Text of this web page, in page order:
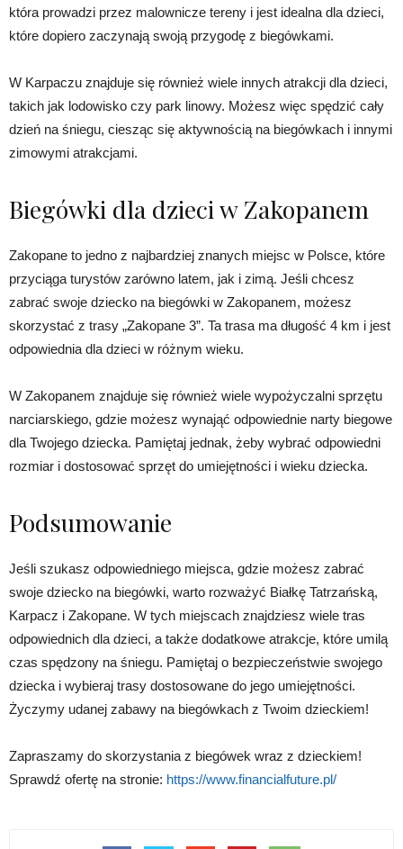
która prowadzi przez malownicze tereny i jest idealna dla dzieci,
które dopiero zaczynają swoją przygodę z biegówkami.
W Karpaczu znajduje się również wiele innych atrakcji dla dzieci,
takich jak lodowisko czy park linowy. Możesz więc spędzić cały
dzień na śniegu, ciesząc się aktywnością na biegówkach i innymi
zimowymi atrakcjami.
Biegówki dla dzieci w Zakopanem
Zakopane to jedno z najbardziej znanych miejsc w Polsce, które
przyciąga turystów zarówno latem, jak i zimą. Jeśli chcesz
zabrać swoje dziecko na biegówki w Zakopanem, możesz
skorzystać z trasy „Zakopane 3”. Ta trasa ma długość 4 km i jest
odpowiednia dla dzieci w różnym wieku.
W Zakopanem znajduje się również wiele wypożyczalni sprzętu
narciarskiego, gdzie możesz wynająć odpowiednie narty biegowe
dla Twojego dziecka. Pamiętaj jednak, żeby wybrać odpowiedni
rozmiar i dostosować sprzęt do umiejętności i wieku dziecka.
Podsumowanie
Jeśli szukasz odpowiedniego miejsca, gdzie możesz zabrać
swoje dziecko na biegówki, warto rozważyć Białkę Tatrzańską,
Karpacz i Zakopane. W tych miejscach znajdziesz wiele tras
odpowiednich dla dzieci, a także dodatkowe atrakcje, które umilą
czas spędzony na śniegu. Pamiętaj o bezpieczeństwie swojego
dziecka i wybieraj trasy dostosowane do jego umiejętności.
Życzymy udanej zabawy na biegówkach z Twoim dzieckiem!
Zapraszamy do skorzystania z biegówek wraz z dzieckiem!
Sprawdź ofertę na stronie: https://www.financialfuture.pl/